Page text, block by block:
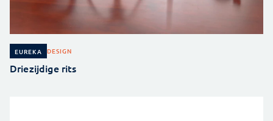
EUREKA DESIGN
Driezijdige rits